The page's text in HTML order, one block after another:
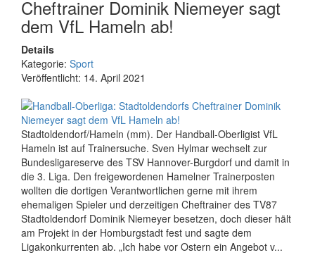
Cheftrainer Dominik Niemeyer sagt
dem VfL Hameln ab!
Details
Kategorie: Sport
Veröffentlicht: 14. April 2021
Stadtoldendorf/Hameln (mm). Der Handball-Oberligist VfL
Hameln ist auf Trainersuche. Sven Hylmar wechselt zur
Bundesligareserve des TSV Hannover-Burgdorf und damit in
die 3. Liga. Den freigewordenen Hamelner Trainerposten
wollten die dortigen Verantwortlichen gerne mit ihrem
ehemaligen Spieler und derzeitigen Cheftrainer des TV87
Stadtoldendorf Dominik Niemeyer besetzen, doch dieser hält
am Projekt in der Homburgstadt fest und sagte dem
Ligakonkurrenten ab. „Ich habe vor Ostern ein Angebot v...